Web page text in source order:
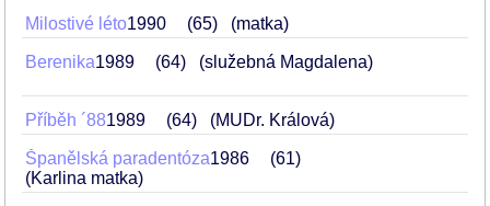
Milostivé léto1990 65 (matka)
Berenika1989 64 (služebná Magdalena)
Příběh ´881989 64 (MUDr. Králová)
Španělská paradentóza1986
61
(Karlina matka)